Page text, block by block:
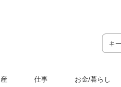
仕事 お金/暮らし